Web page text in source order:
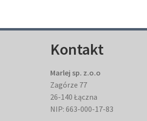
Kontakt
Marlej sp. z.o.o
Zagórze 77
26-140 Łączna
NIP: 663-000-17-83